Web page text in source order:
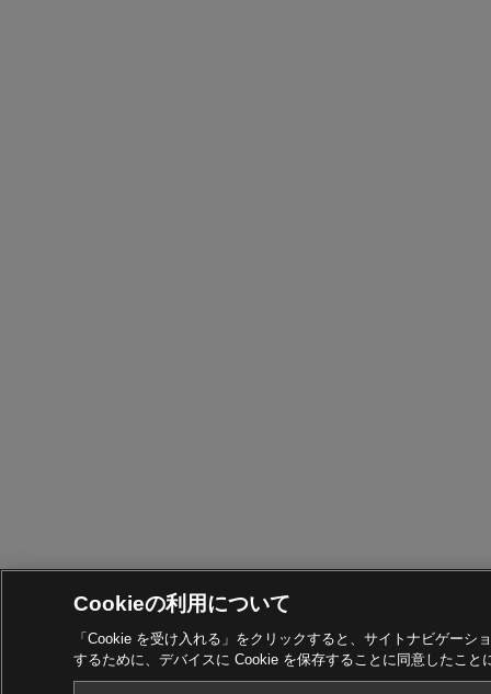
Cookieの利用について
「Cookie を受け入れる」をクリックすると、サイトナビゲー
するために、デバイスに Cookie を保存することに同意したこと